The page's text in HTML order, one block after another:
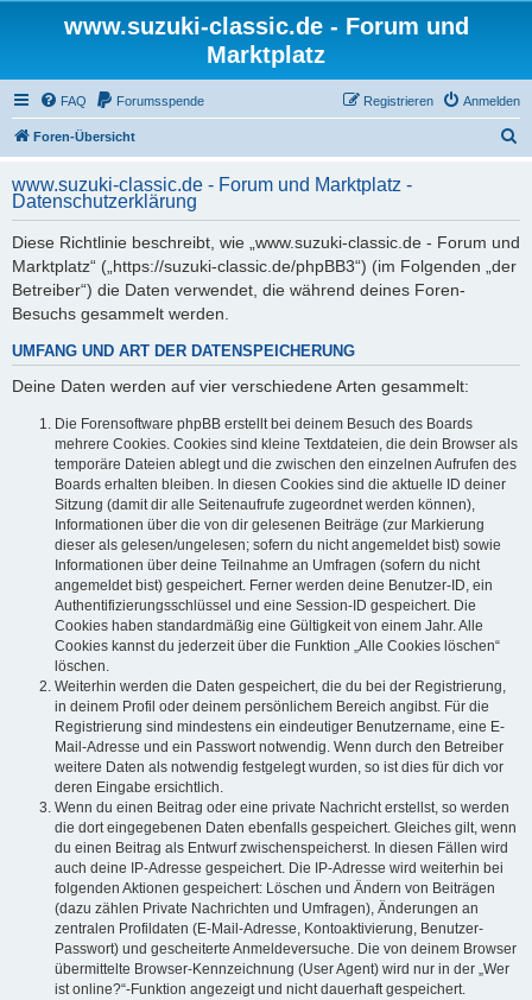
www.suzuki-classic.de - Forum und
Marktplatz
FAQ Forumsspende Anmelden
Registrieren
Foren-Übersicht
h
www.suzuki-classic.de - Forum und Marktplatz -
Datenschutzerklärung
Diese Richtlinie beschreibt, wie „www.suzuki-classic.de - Forum und
Marktplatz“ („https://suzuki-classic.de/phpBB3“) (im Folgenden „der
Betreiber“) die Daten verwendet, die während deines Foren-
Besuchs gesammelt werden.
UMFANG UND ART DER DATENSPEICHERUNG
Deine Daten werden auf vier verschiedene Arten gesammelt:
Die Forensoftware phpBB erstellt bei deinem Besuch des Boards
mehrere Cookies. Cookies sind kleine Textdateien, die dein Browser als
temporäre Dateien ablegt und die zwischen den einzelnen Aufrufen des
Boards erhalten bleiben. In diesen Cookies sind die aktuelle ID deiner
Sitzung (damit dir alle Seitenaufrufe zugeordnet werden können),
Informationen über die von dir gelesenen Beiträge (zur Markierung
dieser als gelesen/ungelesen; sofern du nicht angemeldet bist) sowie
Informationen über deine Teilnahme an Umfragen (sofern du nicht
angemeldet bist) gespeichert. Ferner werden deine Benutzer-ID, ein
Authentifizierungsschlüssel und eine Session-ID gespeichert. Die
Cookies haben standardmäßig eine Gültigkeit von einem Jahr. Alle
Cookies kannst du jederzeit über die Funktion „Alle Cookies löschen“
löschen.
Weiterhin werden die Daten gespeichert, die du bei der Registrierung,
in deinem Profil oder deinem persönlichem Bereich angibst. Für die
Registrierung sind mindestens ein eindeutiger Benutzername, eine E-
Mail-Adresse und ein Passwort notwendig. Wenn durch den Betreiber
weitere Daten als notwendig festgelegt wurden, so ist dies für dich vor
deren Eingabe ersichtlich.
Wenn du einen Beitrag oder eine private Nachricht erstellst, so werden
die dort eingegebenen Daten ebenfalls gespeichert. Gleiches gilt, wenn
du einen Beitrag als Entwurf zwischenspeicherst. In diesen Fällen wird
auch deine IP-Adresse gespeichert. Die IP-Adresse wird weiterhin bei
folgenden Aktionen gespeichert: Löschen und Ändern von Beiträgen
(dazu zählen Private Nachrichten und Umfragen), Änderungen an
zentralen Profildaten (E-Mail-Adresse, Kontoaktivierung, Benutzer-
Passwort) und gescheiterte Anmeldeversuche. Die von deinem Browser
übermittelte Browser-Kennzeichnung (User Agent) wird nur in der „Wer
ist online?“-Funktion angezeigt und nicht dauerhaft gespeichert.